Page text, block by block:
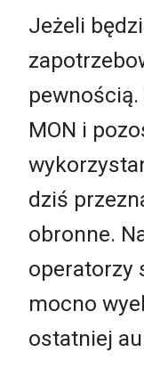
Jeżeli
MON i
dziś
obronne.
operatorzy
mocno
ostatniej